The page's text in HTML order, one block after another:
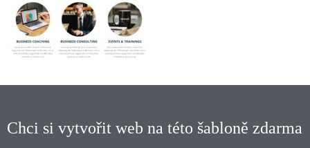
Chci si vytvořit web na této šabloně zdarma